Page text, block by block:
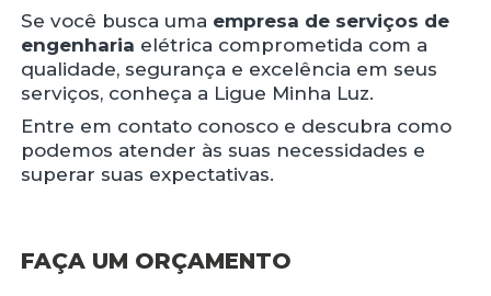
Se você busca uma empresa de serviços de
engenharia elétrica comprometida com a
qualidade, segurança e excelência em seus
serviços, conheça a Ligue Minha Luz.
Entre em contato conosco e descubra como
podemos atender às suas necessidades e
superar suas expectativas.
FAÇA UM ORÇAMENTO